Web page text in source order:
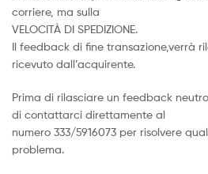
corriere, ma sulla
VELOCITÀ DI SPEDIZIONE.
Il feedback di fine transazione,verrà
ricevuto dall’acquirente.
Prima di rilasciare un feedback
di contattarci direttamente al
numero 333/5916073 per risolvere
problema.